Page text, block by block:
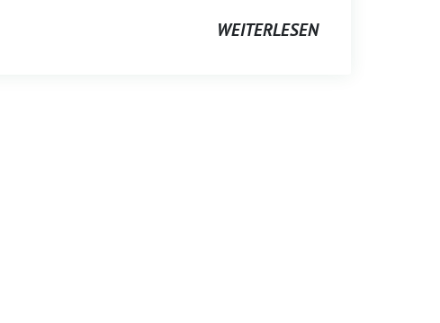
WEITERLESEN